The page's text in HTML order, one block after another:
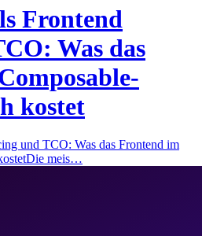
Frontend
Was das
kostet
und TCO: Was das Frontend im
meis…